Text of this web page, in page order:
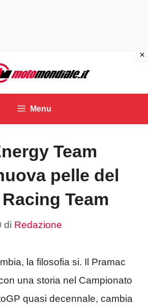
Menu
Team
pelle del
Team
di Redazione
la filosofia si. Il Pramac
una storia nel Campionato
quasi decennale, cambia